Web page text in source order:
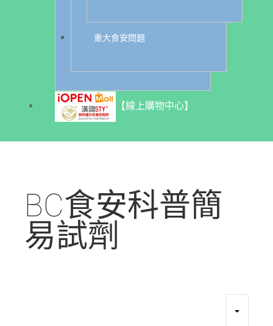
重大食安問題
【線上購物中心】
BC食安科普簡
易試劑